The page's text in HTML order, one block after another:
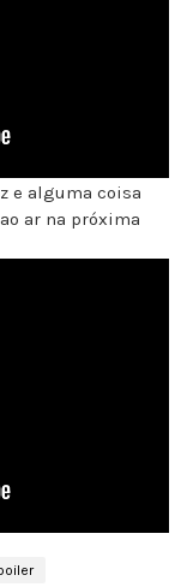
e alguma coisa
ar na próxima